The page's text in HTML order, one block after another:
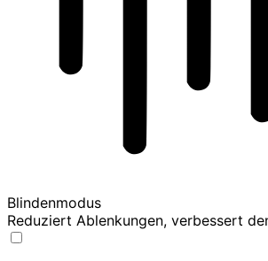
Blindenmodus
Reduziert Ablenkungen, verbessert